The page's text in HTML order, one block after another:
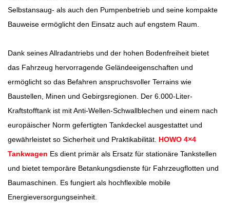
Selbstansaug- als auch den Pumpenbetrieb und seine kompakte
Bauweise ermöglicht den Einsatz auch auf engstem Raum.
Dank seines Allradantriebs und der hohen Bodenfreiheit bietet
das Fahrzeug hervorragende Geländeeigenschaften und
ermöglicht so das Befahren anspruchsvoller Terrains wie
Baustellen, Minen und Gebirgsregionen. Der 6.000-Liter-
Kraftstofftank ist mit Anti-Wellen-Schwallblechen und einem nach
europäischer Norm gefertigten Tankdeckel ausgestattet und
gewährleistet so Sicherheit und Praktikabilität. HOWO 4×4
Tankwagen Es dient primär als Ersatz für stationäre Tankstellen
und bietet temporäre Betankungsdienste für Fahrzeugflotten und
Baumaschinen. Es fungiert als hochflexible mobile
Energieversorgungseinheit.